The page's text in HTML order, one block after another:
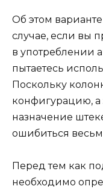
Об этом варианте
случае, если вы
в употреблении
пытаетесь
Поскольку
конфигурацию, а
назначение
ошибиться
Перед тем как
необходимо